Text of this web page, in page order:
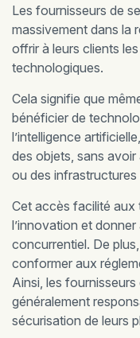
Les fournisseurs de
massivement dans la
offrir à leurs clients
technologiques.
Cela signifie que
bénéficier de
l’intelligence
des objets, sans
ou des
Cet accès facilité aux
l’innovation et
concurrentiel. De
conformer aux
Ainsi, les
généralement
sécurisation de leurs